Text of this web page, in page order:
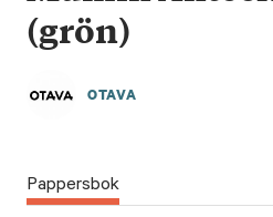
(grön)
OTAVA
Pappersbok